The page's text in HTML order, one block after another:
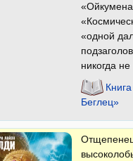
«одной
никогда
Беглец»